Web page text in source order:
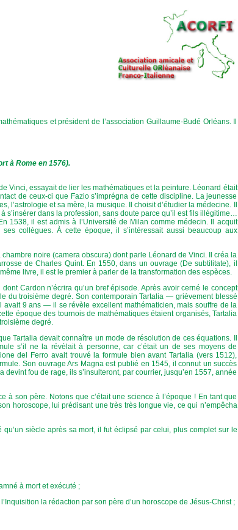
et président de l’association Guillaume-Budé Orléans. Il
à Rome en 1576).
Vinci, essayait de lier les mathématiques et la peinture. Léonard était
de ceux-ci que Fazio s’imprégna de cette discipline. La jeunesse
l’astrologie et sa mère, la musique. Il choisit d’étudier la médecine. Il
s’insérer dans la profession, sans doute parce qu’il est fils illégitime…
1538, il est admis à l’Université de Milan comme médecin. Il acquit
collègues. À cette époque, il s’intéressait aussi beaucoup aux
noire (camera obscura) dont parle Léonard de Vinci. Il créa la
de Charles Quint. En 1550, dans un ouvrage (De subtilitate), il
livre, il est le premier à parler de la transformation des espèces.
Cardon n’écrira qu’un bref épisode. Après avoir cerné le concept
du troisième degré. Son contemporain Tartalia — grièvement blessé
9 ans — il se révèle excellent mathématicien, mais souffre de la
époque des tournois de mathématiques étaient organisés, Tartalia
degré.
Tartalia devait connaître un mode de résolution de ces équations. Il
s’il ne la révèlait à personne, car c’était un de ses moyens de
del Ferro avait trouvé la formule bien avant Tartalia (vers 1512),
Son ouvrage Ars Magna est publié en 1545, il connut un succès
fou de rage, ils s’insulteront, par courrier, jusqu’en 1557, année
son père. Notons que c’était une science à l’époque ! En tant que
horoscope, lui prédisant une très très longue vie, ce qui n’empêcha
siècle après sa mort, il fut éclipsé par celui, plus complet sur le
à mort et exécuté ;
la rédaction par son père d’un horoscope de Jésus-Christ ;